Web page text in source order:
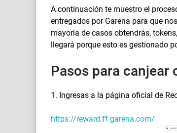
A continuación te muestro el
entregados por Garena para que
mayoría de casos obtendrás,
llegará porque esto es gestionado
Pasos para canjear
1. Ingresas a la página oficial de
https://reward.ff.garena.com/